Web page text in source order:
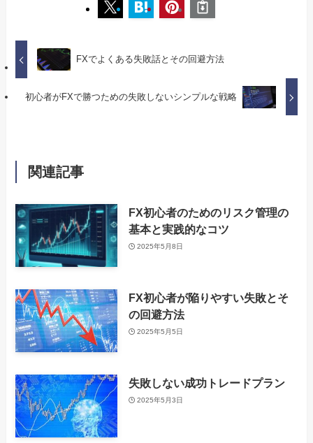
FXでよくある失敗話とその回避方法
初心者がFXで勝つための失敗しないシンプルな戦略
関連記事
FX初心者のためのリスク管理の
基本と実践的なコツ
2025年5月8日
FX初心者が陥りやすい失敗とそ
の回避方法
2025年5月5日
失敗しない成功トレードプラン
2025年5月3日